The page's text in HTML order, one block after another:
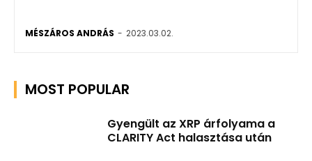
MÉSZÁROS ANDRÁS - 2023.03.02.
MOST POPULAR
Gyengült az XRP árfolyama a
CLARITY Act halasztása után